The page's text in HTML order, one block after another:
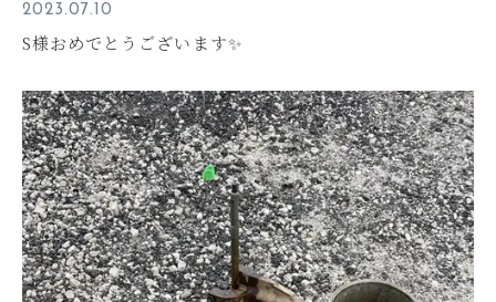
2023.07.10
S様おめでとうございます✨